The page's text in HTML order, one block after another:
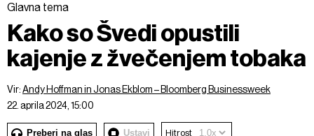
Glavna tema
Kako so Švedi opustili
kajenje z žvečenjem tobaka
Vir:Andy Hoffman in Jonas Ekblom – Bloomberg Businessweek
22. aprila 2024, 15:00
Preberi na glas Ustavi Hitrost